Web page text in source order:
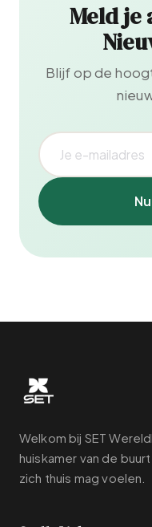
Meld je
Blijf op de
Welkom bij SET
huiskamer van de
zich thuis mag voelen.